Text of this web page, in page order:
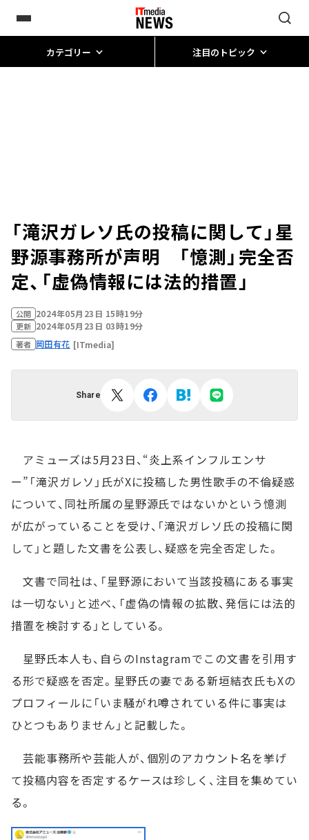
カテゴリー 注目のトピック
「滝沢ガレソ氏の投稿に関して」星
野源事務所が声明 「憶測」完全否
定、「虚偽情報には法的措置」
公開 2024年05月23日 15時19分
更新 2024年05月23日 03時19分
著者 岡田有花 [ITmedia]
Share
アミューズは5月23日、“炎上系インフルエンサ
ー”「滝沢ガレソ」氏がXに投稿した男性歌手の不倫疑惑
について、同社所属の星野源氏ではないかという憶測
が広がっていることを受け、「滝沢ガレソ氏の投稿に関
して」と題した文書を公表し、疑惑を完全否定した。
文書で同社は、「星野源において当該投稿にある事実
は一切ない」と述べ、「虚偽の情報の拡散、発信には法的
措置を検討する」としている。
星野氏本人も、自らのInstagramでこの文書を引用す
る形で疑惑を否定。星野氏の妻である新垣結衣氏もXの
プロフィールに「いま騒がれ噂されている件に事実は
ひとつもありません」と記載した。
芸能事務所や芸能人が、個別のアカウント名を挙げ
て投稿内容を否定するケースは珍しく、注目を集めてい
る。